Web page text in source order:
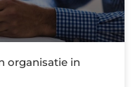
organisatie in